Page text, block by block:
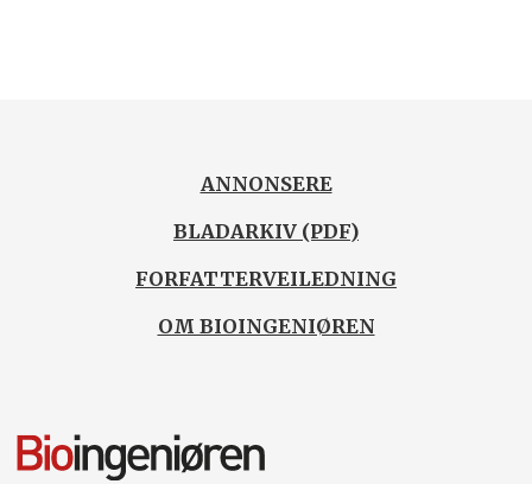
ANNONSERE
BLADARKIV (PDF)
FORFATTERVEILEDNING
OM BIOINGENIØREN